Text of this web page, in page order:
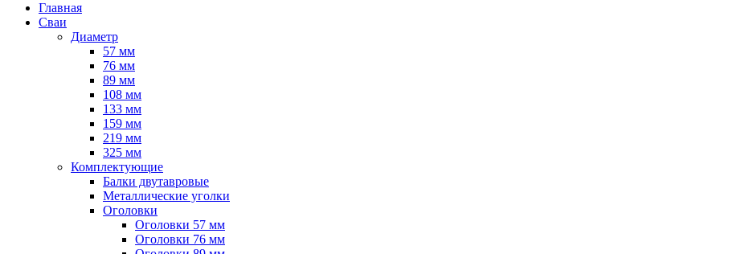
Главная
Сваи
Диаметр
57 мм
76 мм
89 мм
108 мм
133 мм
159 мм
219 мм
325 мм
Комплектующие
Балки двутавровые
Металлические уголки
Оголовки
Оголовки 57 мм
Оголовки 76 мм